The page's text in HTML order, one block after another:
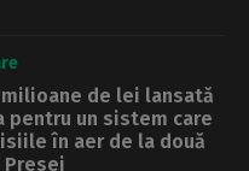
de lei lansată
pentru un sistem care
în aer de la două
Presei